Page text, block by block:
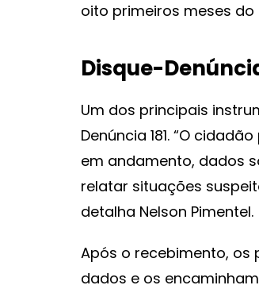
oito primeiros meses
Disque-
Um dos principais
Denúncia 181. “O
em andamento, dados
relatar situações
detalha Nelson Pimentel.
Após o recebimento, os
dados e os